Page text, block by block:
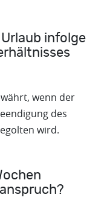
infolge
wenn der
des
wird.